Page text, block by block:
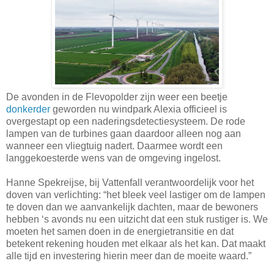
De avonden in de Flevopolder zijn weer een beetje
donkerder geworden nu windpark Alexia officieel is
overgestapt op een naderingsdetectiesysteem. De rode
lampen van de turbines gaan daardoor alleen nog aan
wanneer een vliegtuig nadert. Daarmee wordt een
langgekoesterde wens van de omgeving ingelost.
Hanne Spekreijse, bij Vattenfall verantwoordelijk voor het
doven van verlichting: “het bleek veel lastiger om de lampen
te doven dan we aanvankelijk dachten, maar de bewoners
hebben ‘s avonds nu een uitzicht dat een stuk rustiger is. We
moeten het samen doen in de energietransitie en dat
betekent rekening houden met elkaar als het kan. Dat maakt
alle tijd en investering hierin meer dan de moeite waard.”